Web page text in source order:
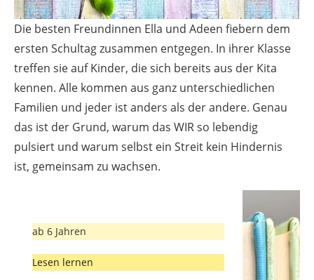
Die besten Freundinnen Ella und Adeen fiebern dem
ersten Schultag zusammen entgegen. In ihrer Klasse
treffen sie auf Kinder, die sich bereits aus der Kita
kennen. Alle kommen aus ganz unterschiedlichen
Familien und jeder ist anders als der andere. Genau
das ist der Grund, warum das WIR so lebendig
pulsiert und warum selbst ein Streit kein Hindernis
ist, gemeinsam zu wachsen.
ab 6 Jahren
Lesen lernen